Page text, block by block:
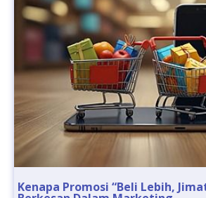
Kenapa Promosi “Beli Lebih,